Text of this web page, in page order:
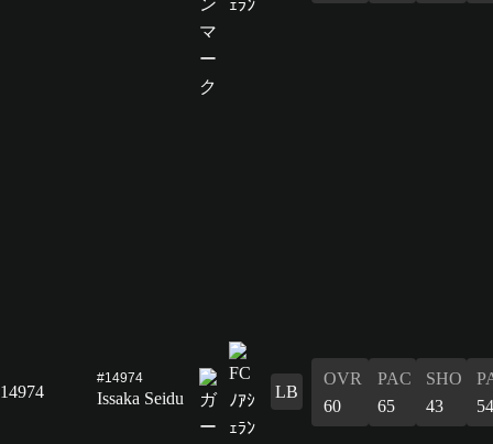
14974
#14974
Issaka Seidu LB
OVR
60
PAC
65
SHO
43
54